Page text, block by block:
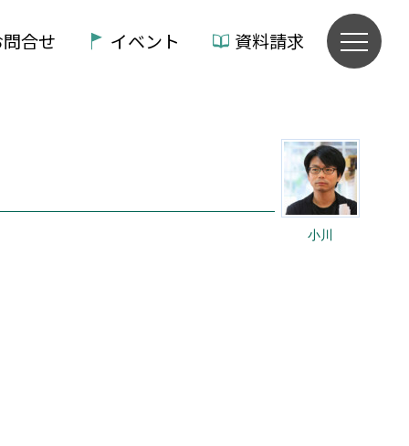
合せ イベント 資料請求
小川